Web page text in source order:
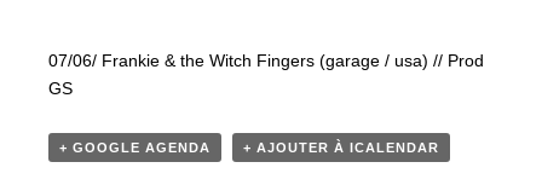
07/06/ Frankie & the Witch Fingers (garage / usa) // Prod
GS
+ GOOGLE AGENDA + AJOUTER À ICALENDAR